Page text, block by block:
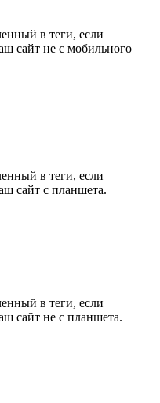
в теги, если
сайт не с мобильного
в теги, если
сайт с планшета.
в теги, если
сайт не с планшета.